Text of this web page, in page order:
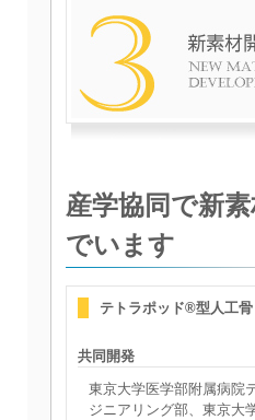
産学協同で新
でいます
テトラポッド®型人工骨
共同開発
東京大学医学部附属病院
ジニアリング部、東京大